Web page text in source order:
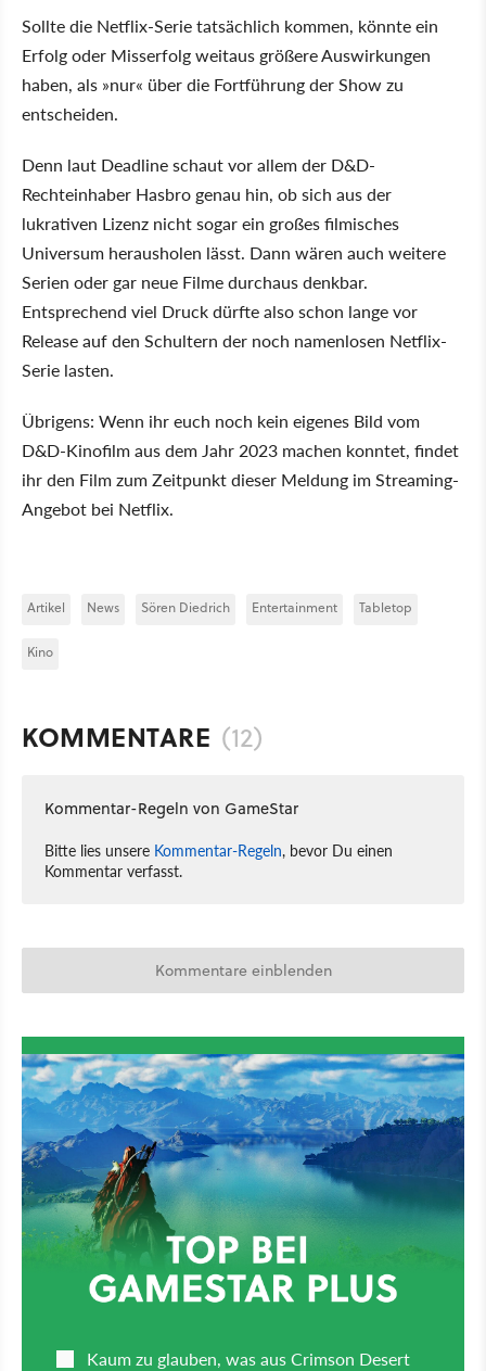
Sollte die Netflix-Serie tatsächlich kommen, könnte ein
Erfolg oder Misserfolg weitaus größere Auswirkungen
haben, als nur über die Fortführung der Show zu
entscheiden.
Denn laut Deadline schaut vor allem der D&D-
Rechteinhaber Hasbro genau hin, ob sich aus der
lukrativen Lizenz nicht sogar ein großes filmisches
Universum herausholen lässt. Dann wären auch weitere
Serien oder gar neue Filme durchaus denkbar.
Entsprechend viel Druck dürfte also schon lange vor
Release auf den Schultern der noch namenlosen Netflix-
Serie lasten.
Übrigens: Wenn ihr euch noch kein eigenes Bild vom
D&D-Kinofilm aus dem Jahr 2023 machen konntet, findet
ihr den Film zum Zeitpunkt dieser Meldung im Streaming-
Angebot bei Netflix.
Artikel News Sören Diedrich Entertainment Tabletop
Kino
KOMMENTARE (12)
Kommentar-Regeln von GameStar
Bitte lies unsere Kommentar-Regeln, bevor Du einen
Kommentar verfasst.
Kommentare einblenden